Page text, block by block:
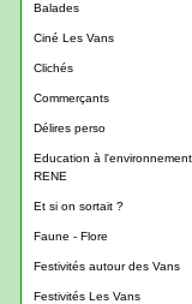
Balades
Ciné Les Vans
Clichés
Commerçants
Délires perso
Education à l'environnement
RENE
Et si on sortait ?
Faune - Flore
Festivités autour des Vans
Festivités Les Vans